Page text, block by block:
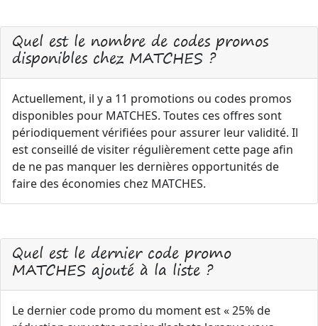
Quel est le nombre de codes promos
disponibles chez MATCHES ?
Actuellement, il y a 11 promotions ou codes promos
disponibles pour MATCHES. Toutes ces offres sont
périodiquement vérifiées pour assurer leur validité. Il
est conseillé de visiter régulièrement cette page afin
de ne pas manquer les dernières opportunités de
faire des économies chez MATCHES.
Quel est le dernier code promo
MATCHES ajouté à la liste ?
Le dernier code promo du moment est « 25% de